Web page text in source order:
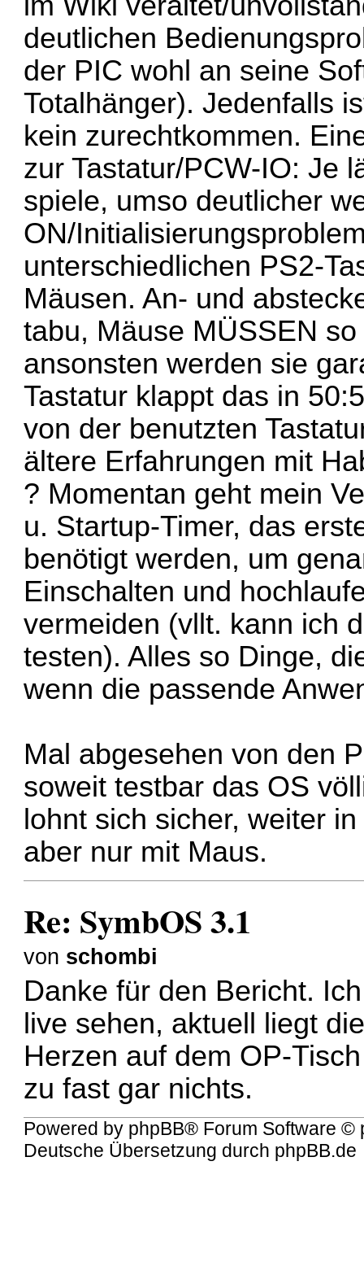
deutlichen
der PIC wohl an seine
Totalhänger). Jedenfalls
kein zurechtkommen.
zur Tastatur/PCW-IO: Je
spiele, umso deutlicher
ON/
unterschiedlichen PS2-
Mäusen. An- und
tabu, Mäuse MÜSSEN
ansonsten werden sie
Tastatur klappt das in
von der benutzten
ältere Erfahrungen mit
? Momentan geht mein
u. Startup-Timer, das
benötigt werden, um
Einschalten und
vermeiden (vllt. kann ich
testen). Alles so Dinge,
wenn die passende
Mal abgesehen von den
soweit testbar das OS
lohnt sich sicher, weiter
aber nur mit Maus.
Re: SymbOS 3.1
von schombi
Danke für den Bericht.
live sehen, aktuell liegt
Herzen auf dem OP-
zu fast gar nichts.
Powered by phpBB® Forum Software ©
Deutsche Übersetzung durch phpBB.de